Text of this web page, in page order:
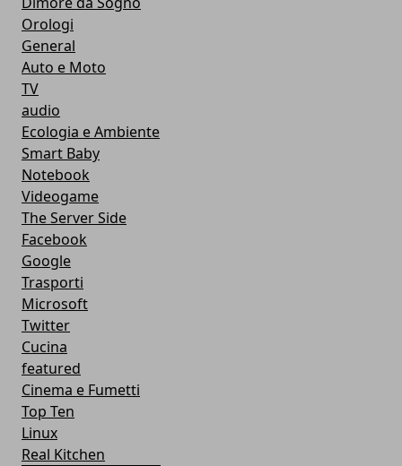
Orologi
General
Auto e Moto
TV
audio
Ecologia e Ambiente
Smart Baby
Notebook
Videogame
The Server Side
Facebook
Google
Trasporti
Microsoft
Twitter
Cucina
featured
Cinema e Fumetti
Top Ten
Linux
Real Kitchen